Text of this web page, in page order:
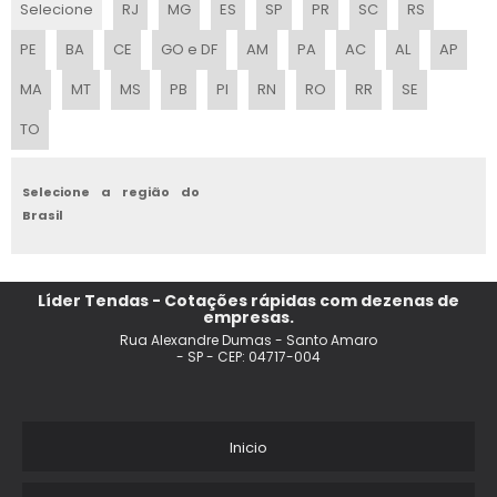
LOCACAO DE TENDAS PIRAMIDAL
TENDA DE PRAIA VALOR
TENDA FLEXIVEL PARA PRAIA
ALUGUEL DE TENDAS NO TATUAPE
ALUGUEL DE TENDA BOLHA
TENDA DE CRISTAL PARA ALUGAR
Selecione RJ MG ES SP PR SC
RS
PE
BA CE GO e DF AM PA AC AL
AP
MA
MT MS PB PI RN RO RR
SE
TO
Selecione a região do
Brasil
Líder Tendas - Cotações rápidas com dezenas de
empresas.
Rua Alexandre Dumas - Santo Amaro
- SP - CEP: 04717-004
Inicio